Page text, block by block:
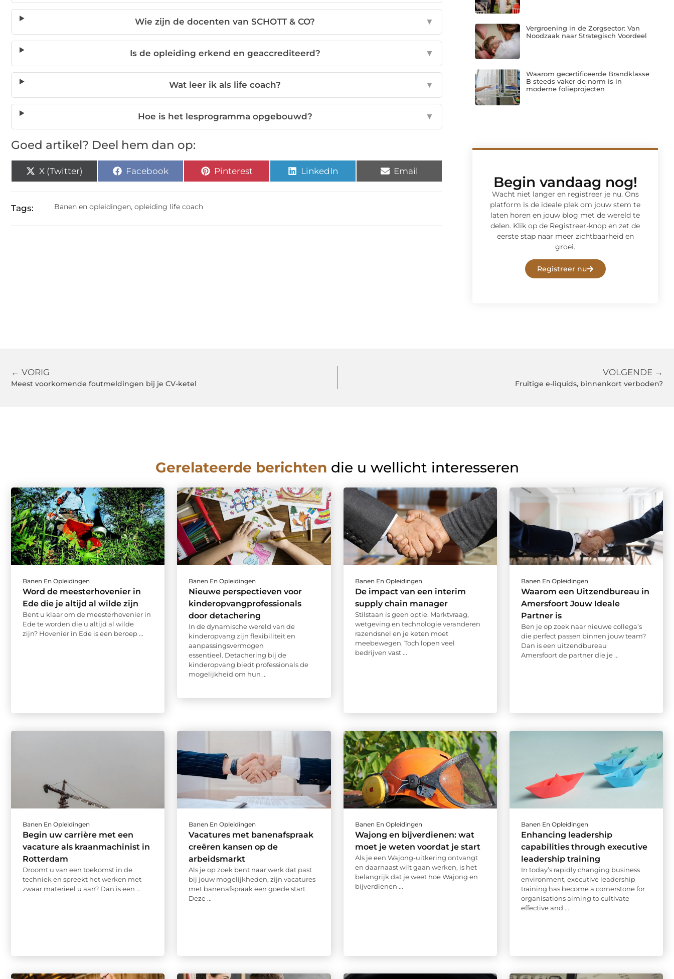
Wie zijn de docenten van SCHOTT & CO? ▼
Is de opleiding erkend en geaccrediteerd? ▼
Wat leer ik als life coach? ▼
Hoe is het lesprogramma opgebouwd? ▼
Goed artikel? Deel hem dan op:
X (Twitter) Facebook Pinterest LinkedIn Email
Tags: Banen en opleidingen, opleiding life coach
Vergroening in de Zorgsector: Van
Noodzaak naar Strategisch Voordeel
Waarom gecertificeerde Brandklasse
B steeds vaker de norm is in
moderne folieprojecten
Begin vandaag nog!
Wacht niet langer en registreer je nu. Ons
platform is de ideale plek om jouw stem te
laten horen en jouw blog met de wereld te
delen. Klik op de Registreer-knop en zet de
eerste stap naar meer zichtbaarheid en
groei.
Registreer nu
← VORIG
Meest voorkomende foutmeldingen bij je CV-ketel
VOLGENDE →
Fruitige e-liquids, binnenkort verboden?
Gerelateerde berichten die u wellicht interesseren
Banen En Opleidingen
Word de meesterhovenier in
Ede die je altijd al wilde zijn
Bent u klaar om de meesterhovenier in
Ede te worden die u altijd al wilde
zijn? Hovenier in Ede is een beroep ...
Banen En Opleidingen
Nieuwe perspectieven voor
kinderopvangprofessionals
door detachering
In de dynamische wereld van de
kinderopvang zijn flexibiliteit en
aanpassingsvermogen
essentieel. Detachering bij de
kinderopvang biedt professionals de
mogelijkheid om hun ...
Banen En Opleidingen
De impact van een interim
supply chain manager
Stilstaan is geen optie. Marktvraag,
wetgeving en technologie veranderen
razendsnel en je keten moet
meebewegen. Toch lopen veel
bedrijven vast ...
Banen En Opleidingen
Waarom een Uitzendbureau in
Amersfoort Jouw Ideale
Partner is
Ben je op zoek naar nieuwe collega’s
die perfect passen binnen jouw team?
Dan is een uitzendbureau
Amersfoort de partner die je ...
Banen En Opleidingen
Begin uw carrière met een
vacature als kraanmachinist in
Rotterdam
Droomt u van een toekomst in de
techniek en spreekt het werken met
zwaar materieel u aan? Dan is een ...
Banen En Opleidingen
Vacatures met banenafspraak
creëren kansen op de
arbeidsmarkt
Als je op zoek bent naar werk dat past
bij jouw mogelijkheden, zijn vacatures
met banenafspraak een goede start.
Deze ...
Banen En Opleidingen
Wajong en bijverdienen: wat
moet je weten voordat je start
Als je een Wajong-uitkering ontvangt
en daarnaast wilt gaan werken, is het
belangrijk dat je weet hoe Wajong en
bijverdienen ...
Banen En Opleidingen
Enhancing leadership
capabilities through executive
leadership training
In today’s rapidly changing business
environment, executive leadership
training has become a cornerstone for
organisations aiming to cultivate
effective and ...